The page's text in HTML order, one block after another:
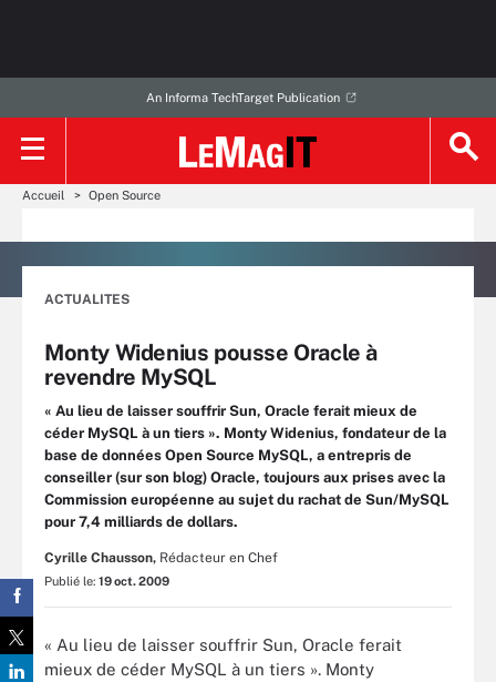
An Informa TechTarget Publication
Accueil Open Source
ACTUALITES
Monty Widenius pousse Oracle à
revendre MySQL
« Au lieu de laisser souffrir Sun, Oracle ferait mieux de
céder MySQL à un tiers ». Monty Widenius, fondateur de la
base de données Open Source MySQL, a entrepris de
conseiller (sur son blog) Oracle, toujours aux prises avec la
Commission européenne au sujet du rachat de Sun/MySQL
pour 7,4 milliards de dollars.
Cyrille Chausson, Rédacteur en Chef
Publié le: 19 oct. 2009
« Au lieu de laisser souffrir Sun, Oracle ferait
mieux de céder MySQL à un tiers ». Monty